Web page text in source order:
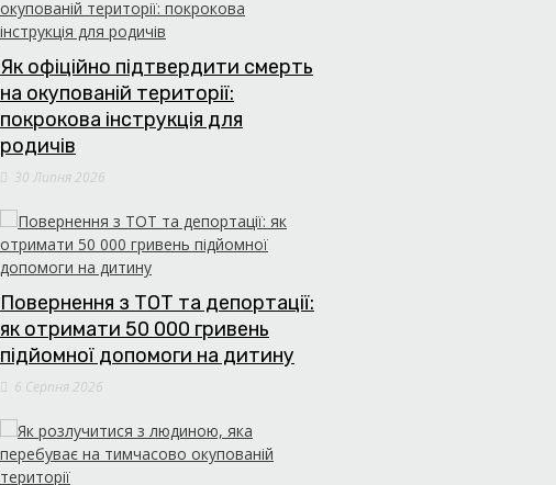
Як офіційно підтвердити смерть
на окупованій території:
покрокова інструкція для
родичів
30 Липня 2026
Повернення з ТОТ та депортації:
як отримати 50 000 гривень
підйомної допомоги на дитину
6 Серпня 2026